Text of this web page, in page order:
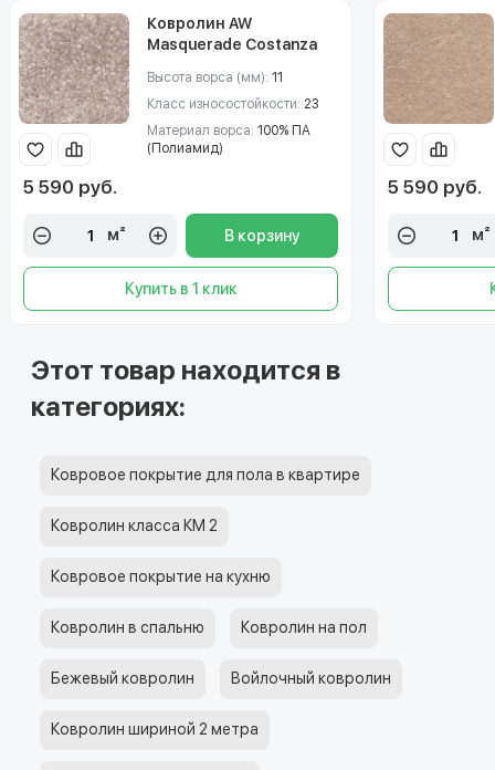
Ковролин AW
Masquerade Costanza
Высота ворса (мм): 11
Класс износостойкости: 23
Материал ворса: 100% ПА
(Полиамид)
5 590 руб.
м² В корзину
Купить в 1 клик
5 590 руб.
м²
Этот товар находится в
категориях:
Ковровое покрытие для пола в квартире
Ковролин класса КМ 2
Ковровое покрытие на кухню
Ковролин в спальню Ковролин на пол
Бежевый ковролин Войлочный ковролин
Ковролин шириной 2 метра